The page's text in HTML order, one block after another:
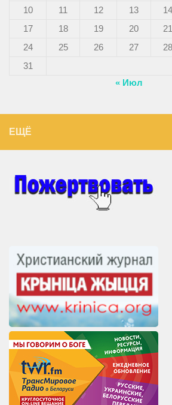
10
11 12 13 14
17
18 19 20 21
24
25 26 27 28
31
« Июл
ЕЩЁ